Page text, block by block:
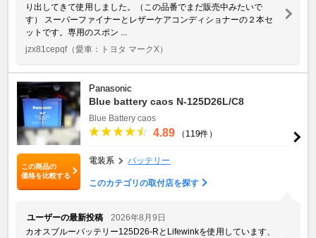
り出してきて使用しました。（この品番でまだ販売中みたいで
す） スーパーファイナーとレザーケアコンディショナーの２本セ
ットです。専用のスポン ...
jzx81cepqf（愛車：トヨタ マークX）
この商品の
価格を比較する
Panasonic
Blue battery caos N-125D26L/C8
Blue Battery caos
4.89 （119件）
電装系 バッテリー
このカテゴリの取付店を探す
ユーザーの最新投稿
2026年8月9日
カオスブルーバッテリー125D26-RとLifewinkを使用しています、